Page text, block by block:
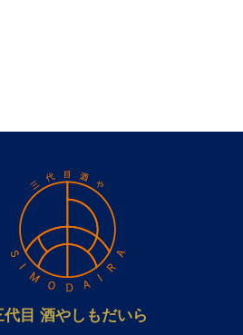
代目 酒やしもだいら